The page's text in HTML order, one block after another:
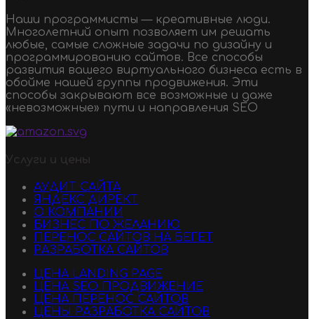
Наши программисты — креативные люди.
Многолетний опыт позволяет им решать
любые, самые сложные задачи по дизайну и
программированию сайтов. Все способы
развития вашего виртуального бизнеса есть в
обойме нашей группы продвижения. Эти
способы закрывают все возможные и даже
«невозможные» пути и направления SEO
Услуги и цены
АУДИТ САЙТА
ЯНДЕКС ДИРЕКТ
О КОМПАНИИ
БИЗНЕС ПО ЖЕЛАНИЮ
ПЕРЕНОС САЙТОВ НА БЕГЕТ
РАЗРАБОТКА САЙТОВ
ЦЕНА LANDING PAGE
ЦЕНА SEO ПРОДВИЖЕНИЕ
ЦЕНА ПЕРЕНОС САЙТОВ
ЦЕНЫ РАЗРАБОТКА САЙТОВ